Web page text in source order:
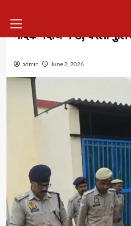
Menu
मादक पदार्थ नष्ट, बरेली
admin June 2, 2026